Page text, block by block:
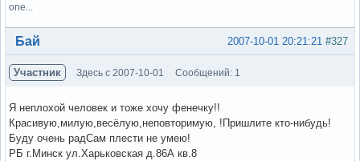
one...
Вне форума #327
2007-10-01 20:21:21
Бай
Участник Здесь с 2007-10-01 Сообщений: 1
Я неплохой человек и тоже хочу фенечку!!
Красивую,милую,весёлую,неповторимую, !Пришлите кто-нибудь!
Буду очень радСам плести не умею!
РБ г.Минск ул.Харьковская д.86А кв.8